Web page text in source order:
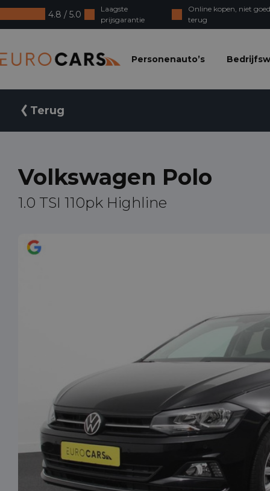
4.8 / 5.0
Laagste
prijsgarantie
Online kopen, niet
terug
Personenauto’s
Terug
Volkswagen Polo
1.0 TSI 110pk Highline